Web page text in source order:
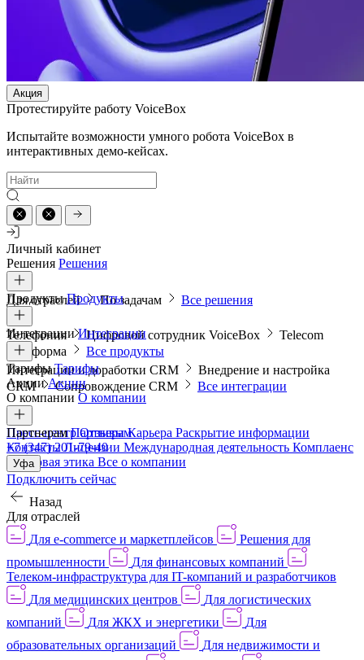
Акция
Протестируйте работу VoiceBox
Испытайте возможности умного робота VoiceBox в
интерактивных демо-кейсах.
Личный кабинет
Решения Решения
Для отраслей По задачам Все решения
ПродуктыПродукты
Телефония Цифровой сотрудник VoiceBox
Telecom
платформа
Все продукты
ИнтеграцииИнтеграции
Интеграции и доработки CRM
Внедрение и настройка
CRM
Сопровождение CRM Все интеграции
ТарифыТарифы
АкцииАкции
О компании О компании
Пресс-центрОтзывыКарьера Раскрытие информации
КонтактыЛицензии Международная деятельность Комплаенс
и деловая этика Все о компании
ПартнерамПартнерам
+7 (347) 201-79-40
Уфа
Подключить сейчас
Назад
Для отраслей
Для e-commerce и маркетплейсов
Решения для
промышленности
Для финансовых компаний
Телеком-инфраструктура для IT-компаний и разработчиков
Для медицинских центров
Для логистических
компаний
Для ЖКХ и энергетики
Для
образовательных организаций
Для недвижимости и